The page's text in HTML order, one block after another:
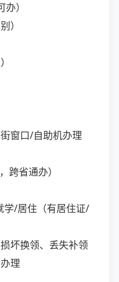
）
）
窗口/自助机办理
跨省通办）
学/居住（有居住证/
坏换领、丢失补领
理